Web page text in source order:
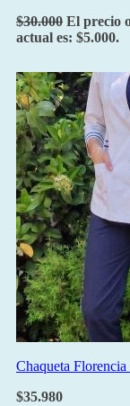
$30.000 El precio
actual es: $5.000.
Chaqueta
$35.980